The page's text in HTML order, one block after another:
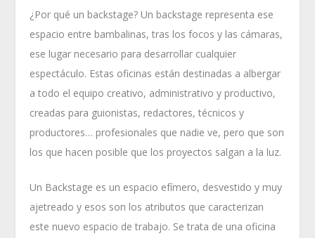
¿Por qué un backstage? Un backstage representa ese
espacio entre bambalinas, tras los focos y las cámaras,
ese lugar necesario para desarrollar cualquier
espectáculo. Estas oficinas están destinadas a albergar
a todo el equipo creativo, administrativo y productivo,
creadas para guionistas, redactores, técnicos y
productores… profesionales que nadie ve, pero que son
los que hacen posible que los proyectos salgan a la luz.
Un Backstage es un espacio efímero, desvestido y muy
ajetreado y esos son los atributos que caracterizan
este nuevo espacio de trabajo. Se trata de una oficina